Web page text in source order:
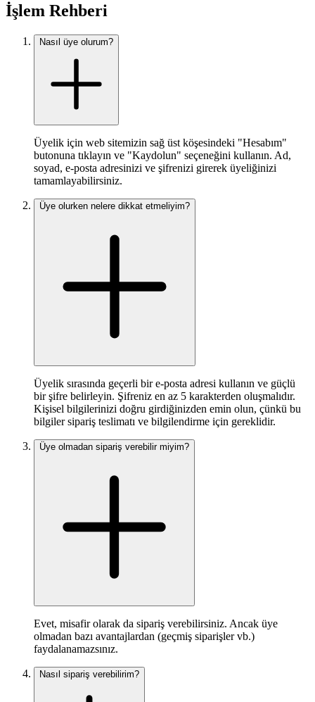
İşlem Rehberi
Nasıl üye olurum?
Üyelik için web sitemizin sağ üst köşesindeki "Hesabım"
butonuna tıklayın ve "Kaydolun" seçeneğini kullanın. Ad,
soyad, e-posta adresinizi ve şifrenizi girerek üyeliğinizi
tamamlayabilirsiniz.
Üye olurken nelere dikkat etmeliyim?
Üyelik sırasında geçerli bir e-posta adresi kullanın ve güçlü
bir şifre belirleyin. Şifreniz en az 5 karakterden oluşmalıdır.
Kişisel bilgilerinizi doğru girdiğinizden emin olun, çünkü bu
bilgiler sipariş teslimatı ve bilgilendirme için gereklidir.
Üye olmadan sipariş verebilir miyim?
Evet, misafir olarak da sipariş verebilirsiniz. Ancak üye
olmadan bazı avantajlardan (geçmiş siparişler vb.)
faydalanamazsınız.
Nasıl sipariş verebilirim?